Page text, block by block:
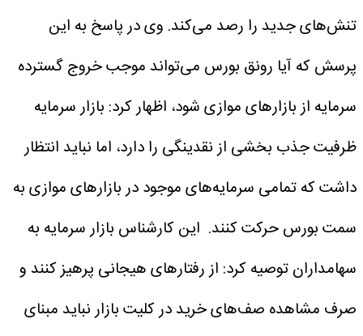
تنش‌های جدید را رصد می‌کند. وی در پاسخ به این
پرسش که آیا رونق بورس می‌تواند موجب خروج گسترده
سرمایه از بازارهای موازی شود، اظهار کرد: بازار سرمایه
ظرفیت جذب بخشی از نقدینگی را دارد، اما نباید انتظار
داشت که تمامی سرمایه‌های موجود در بازارهای موازی به
سمت بورس حرکت کنند. این کارشناس بازار سرمایه به
سهامداران توصیه کرد: از رفتارهای هیجانی پرهیز کنند و
صرف مشاهده صف‌های خرید در کلیت بازار نباید مبنای